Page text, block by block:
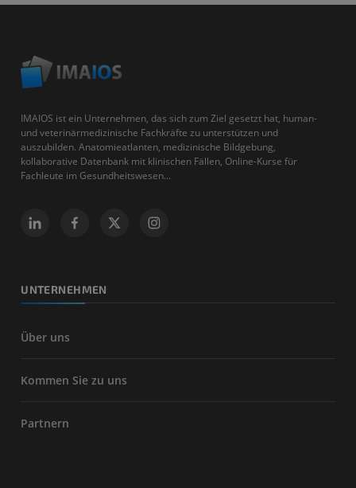
IMAIOS ist ein Unternehmen, das sich zum Ziel gesetzt hat, human-
und veterinärmedizinische Fachkräfte zu unterstützen und
auszubilden. Anatomieatlanten, medizinische Bildgebung,
kollaborative Datenbank mit klinischen Fällen, Online-Kurse für
Fachleute im Gesundheitswesen...
UNTERNEHMEN
Über uns
Kommen Sie zu uns
Partnern